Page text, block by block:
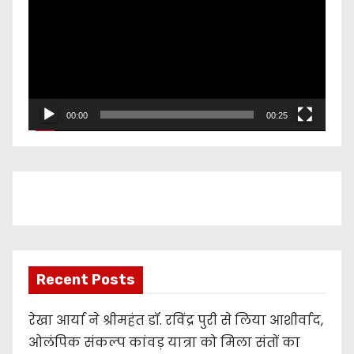
a
00:00 00:25
Recent Posts
रेखा आर्या ने श्रीमहंत डॉ. रविंद्र पुरी से लिया आशीर्वाद,
ओलंपिक संकल्प कांवड़ यात्रा को मिला संतों का